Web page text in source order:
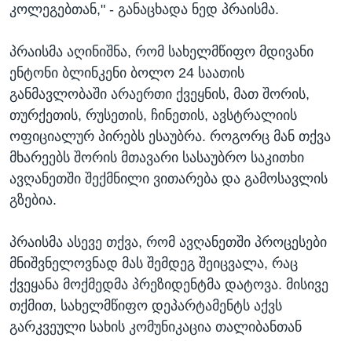
კოლეგებთან," - განაცხადა ნედ პრაისმა.
პრაისმა აღინიშნა, რომ სახელმწიფო მდივანი
ენტონი ბლინკენი ბოლო 24 საათის
განმავლობაში არაერთი ქვეყნის, მათ შორის,
თურქეთის, რუსეთის, ჩინეთის, ავსტრალიის
ოფიციალურ პირებს ესაუბრა. როგორც მან თქვა
მხარეებს შორის მთავარი სასაუბრო საკითხი
ავღანეთში შექმნილი ვითარება და გამოსავლის
გზებია.
პრაისმა ასევე თქვა, რომ ავღანეთში პროცესები
მნიშვნელოვნად მას შემდეგ შეიცვალა, რაც
ქვეყანა მოქმედმა პრეზიდენტმა დატოვა. მისივე
თქმით, სახელმწიფო დეპარტამენტს აქვს
გარკვეული სახის კომუნიკაცია თალიბანთან